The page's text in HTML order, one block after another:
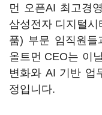
먼 오픈AI 최고경
삼성전자 디지털
품) 부문 임직원
올트먼 CEO는 이
변화와 AI 기반 업
정입니다.